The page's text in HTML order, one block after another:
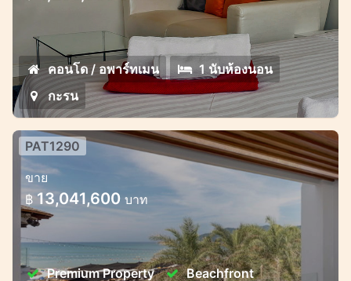
คอนโด / อพาร์ทเมน
1 นับห้องนอน
กะรน
ที่พักริมชายหาดที่ทันสมัยในคลับบีชสุด
หรูป่าตอง
PAT1290
ขาย
฿ 13,041,600 บาท
Premium Property Beachfront